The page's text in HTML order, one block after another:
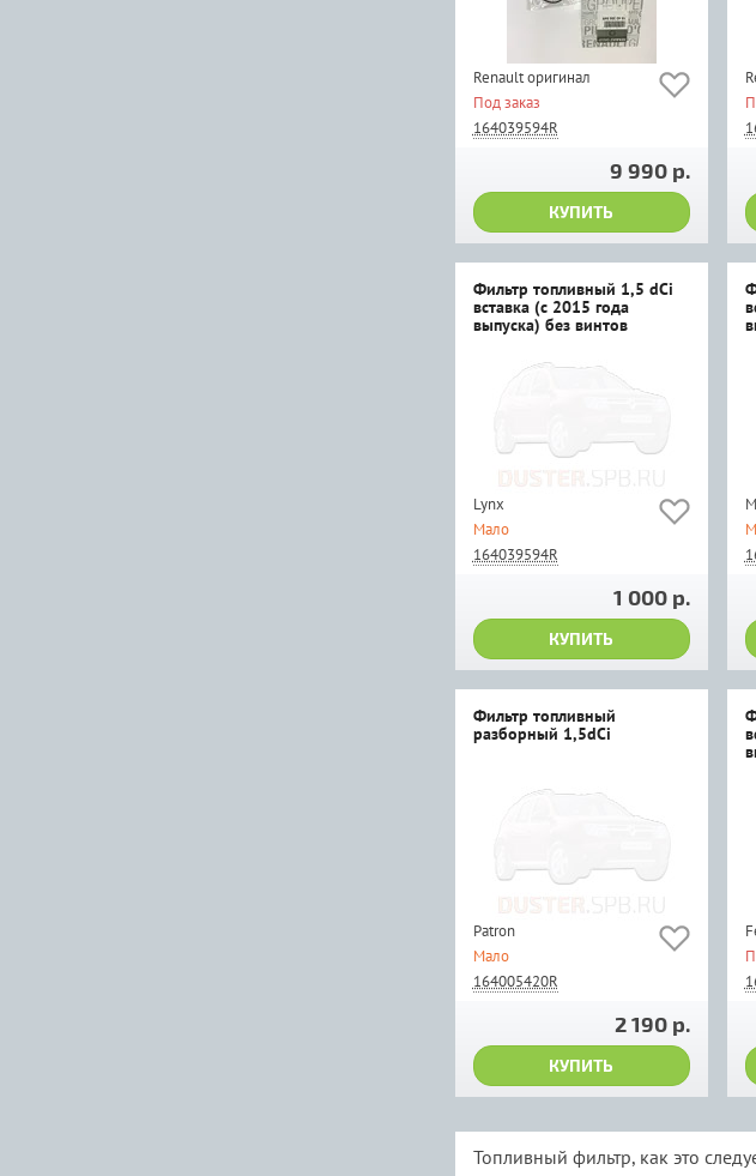
Renault оригинал
Под заказ
164039594R
9 990 р.
КУПИТЬ
Фильтр топливный 1,5 dCi
вставка (с 2015 года
выпуска) без винтов
Lynx
Мало
164039594R
1 000 р.
КУПИТЬ
Фильтр топливный
разборный 1,5dCi
Patron
Мало
164005420R
2 190 р.
КУПИТЬ
Топливный фильтр, как это